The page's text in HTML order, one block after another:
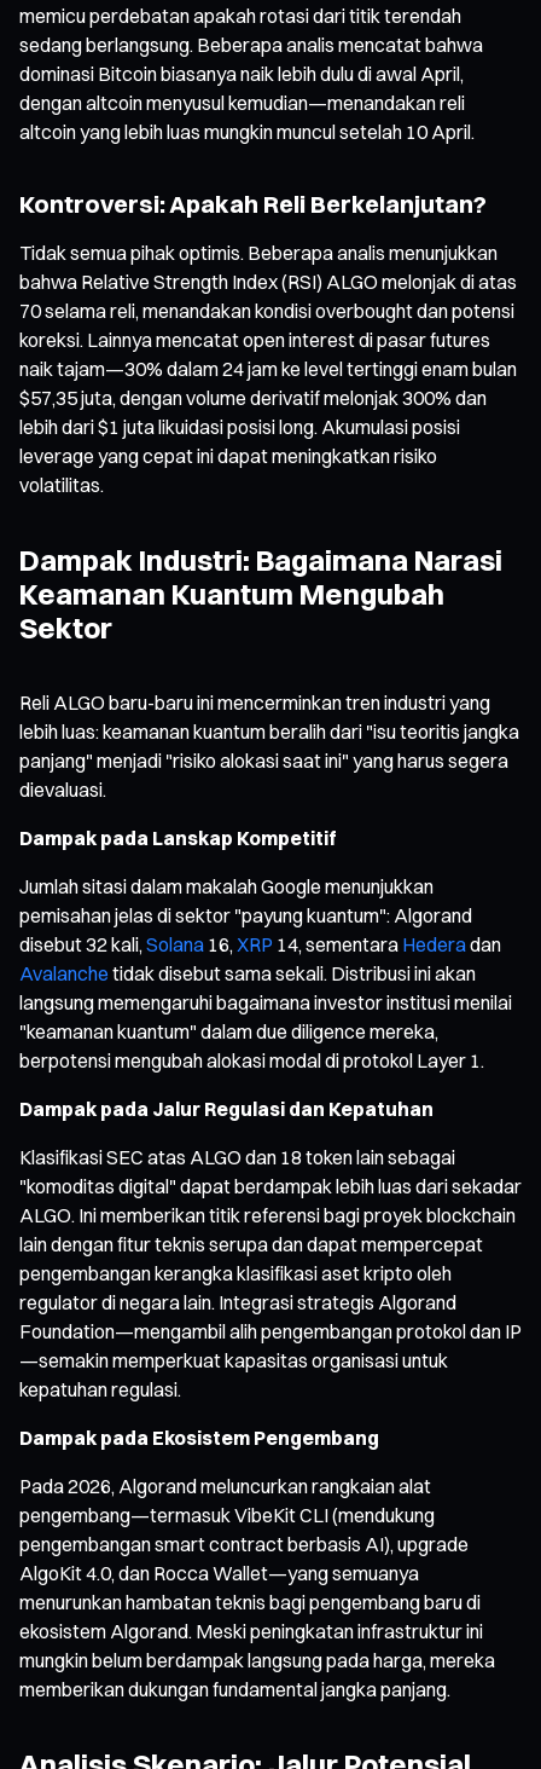
memicu perdebatan apakah rotasi dari titik terendah
sedang berlangsung. Beberapa analis mencatat bahwa
dominasi Bitcoin biasanya naik lebih dulu di awal April,
dengan altcoin menyusul kemudian—menandakan reli
altcoin yang lebih luas mungkin muncul setelah 10 April.
Kontroversi: Apakah Reli Berkelanjutan?
Tidak semua pihak optimis. Beberapa analis menunjukkan
bahwa Relative Strength Index (RSI) ALGO melonjak di atas
70 selama reli, menandakan kondisi overbought dan potensi
koreksi. Lainnya mencatat open interest di pasar futures
naik tajam—30% dalam 24 jam ke level tertinggi enam bulan
$57,35 juta, dengan volume derivatif melonjak 300% dan
lebih dari $1 juta likuidasi posisi long. Akumulasi posisi
leverage yang cepat ini dapat meningkatkan risiko
volatilitas.
Dampak Industri: Bagaimana Narasi
Keamanan Kuantum Mengubah
Sektor
Reli ALGO baru-baru ini mencerminkan tren industri yang
lebih luas: keamanan kuantum beralih dari "isu teoritis jangka
panjang" menjadi "risiko alokasi saat ini" yang harus segera
dievaluasi.
Dampak pada Lanskap Kompetitif
Jumlah sitasi dalam makalah Google menunjukkan
pemisahan jelas di sektor "payung kuantum": Algorand
disebut 32 kali, Solana 16, XRP 14, sementara Hederadan
Avalanche tidak disebut sama sekali. Distribusi ini akan
langsung memengaruhi bagaimana investor institusi menilai
"keamanan kuantum" dalam due diligence mereka,
berpotensi mengubah alokasi modal di protokol Layer 1.
Dampak pada Jalur Regulasi dan Kepatuhan
Klasifikasi SEC atas ALGO dan 18 token lain sebagai
"komoditas digital" dapat berdampak lebih luas dari sekadar
ALGO. Ini memberikan titik referensi bagi proyek blockchain
lain dengan fitur teknis serupa dan dapat mempercepat
pengembangan kerangka klasifikasi aset kripto oleh
regulator di negara lain. Integrasi strategis Algorand
Foundation—mengambil alih pengembangan protokol dan IP
—semakin memperkuat kapasitas organisasi untuk
kepatuhan regulasi.
Dampak pada Ekosistem Pengembang
Pada 2026, Algorand meluncurkan rangkaian alat
pengembang—termasuk VibeKit CLI (mendukung
pengembangan smart contract berbasis AI), upgrade
AlgoKit 4.0, dan Rocca Wallet—yang semuanya
menurunkan hambatan teknis bagi pengembang baru di
ekosistem Algorand. Meski peningkatan infrastruktur ini
mungkin belum berdampak langsung pada harga, mereka
memberikan dukungan fundamental jangka panjang.